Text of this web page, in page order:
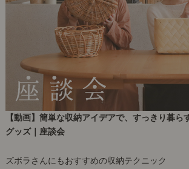
【動画】簡単な収納アイデアで、すっきり暮ら
グッズ｜座談会
ズボラさんにもおすすめの収納テクニック